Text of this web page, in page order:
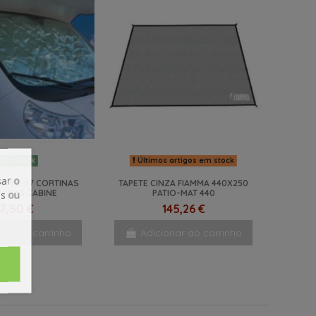
Em Stock
86-97 CORTINAS
CABINE
€
ao carrinho
Últimos artigos em stock
TAPETE CINZA FIAMMA 440X250
PATIO-MAT 440
145,26 €
Adicionar ao carrinho
o
ou